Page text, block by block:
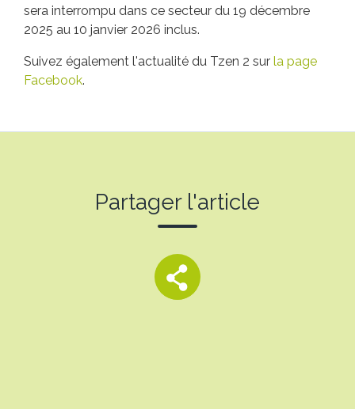
sera interrompu dans ce secteur du 19 décembre
2025 au 10 janvier 2026 inclus.
Suivez également l'actualité du Tzen 2 sur la page
Facebook.
Partager l'article